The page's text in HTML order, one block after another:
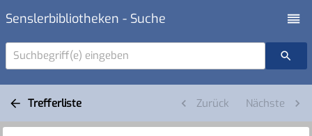
Senslerbibliotheken - Suche
Suchbegriff(e) eingeben
Trefferliste Zurück Nächste